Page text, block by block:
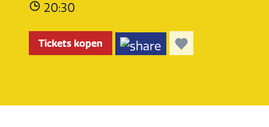
20:30
Tickets kopen